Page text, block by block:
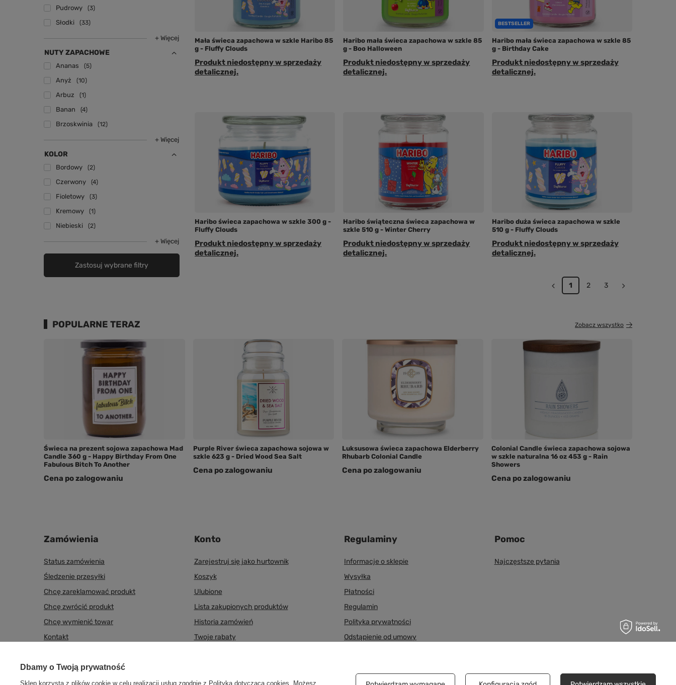
Pudrowy 3
Słodki 33
+ Więcej
NUTY ZAPACHOWE
Ananas 5
Anyż 10
Arbuz 1
Banan 4
Brzoskwinia 12
+ Więcej
KOLOR
Bordowy 2
Czerwony 4
Fioletowy 3
Kremowy 1
Niebieski 2
+ Więcej
Zastosuj wybrane filtry
Mała świeca zapachowa w szkle Haribo 85
g - Fluffy Clouds
Produkt niedostępny w sprzedaży
detalicznej.
Haribo mała świeca zapachowa w szkle 85
g - Boo Halloween
Produkt niedostępny w sprzedaży
detalicznej.
BESTSELLER
Haribo mała świeca zapachowa w szkle 85
g - Birthday Cake
Produkt niedostępny w sprzedaży
detalicznej.
Haribo świeca zapachowa w szkle 300 g -
Fluffy Clouds
Produkt niedostępny w sprzedaży
detalicznej.
Haribo świąteczna świeca zapachowa w
szkle 510 g - Winter Cherry
Produkt niedostępny w sprzedaży
detalicznej.
Haribo duża świeca zapachowa w szkle
510 g - Fluffy Clouds
Produkt niedostępny w sprzedaży
detalicznej.
1 2 3
POPULARNE TERAZ Zobacz wszystko
Świeca na prezent sojowa zapachowa Mad
Candle 360 g - Happy Birthday From One
Fabulous Bitch To Another
Cena po zalogowaniu
Purple River świeca zapachowa sojowa w
szkle 623 g - Dried Wood Sea Salt
Cena po zalogowaniu
Luksusowa świeca zapachowa Elderberry
Rhubarb Colonial Candle
Cena po zalogowaniu
Colonial Candle świeca zapachowa sojowa
w szkle naturalna 16 oz 453 g - Rain
Showers
Cena po zalogowaniu
Zamówienia
Status zamówienia
Śledzenie przesyłki
Chcę zareklamować produkt
Chcę zwrócić produkt
Chcę wymienić towar
Kontakt
Konto
Zarejestruj się jako hurtownik
Koszyk
Ulubione
Lista zakupionych produktów
Historia zamówień
Twoje rabaty
Regulaminy
Informacje o sklepie
Wysyłka
Płatności
Regulamin
Polityka prywatności
Odstąpienie od umowy
Pomoc
Najczęstsze pytania
Dbamy o Twoją prywatność
Sklep korzysta z plików cookie w celu realizacji usług zgodnie z Polityką dotyczącą cookies . Możesz